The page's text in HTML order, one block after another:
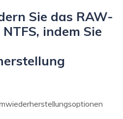
Sie das RAW-
indem Sie